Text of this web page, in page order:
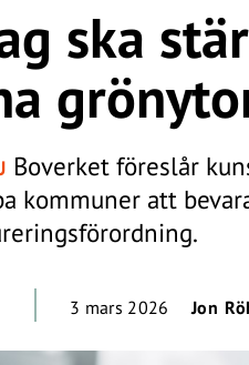
ska
Boverket föreslår
kommuner att
3 mars 2026 Jon